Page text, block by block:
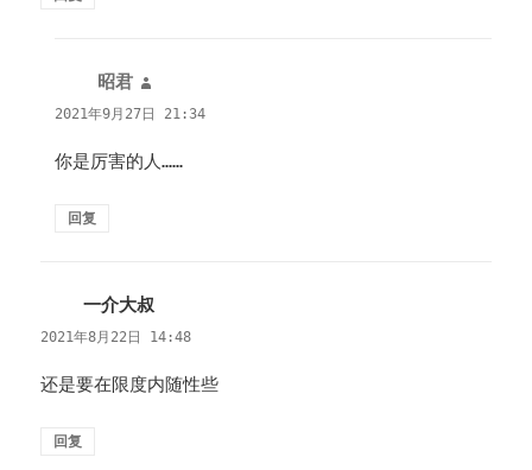
昭君
道：
2021年9月27日 21:34
你是厉害的人……
回复
一介大叔
道：
2021年8月22日 14:48
还是要在限度内随性些
回复